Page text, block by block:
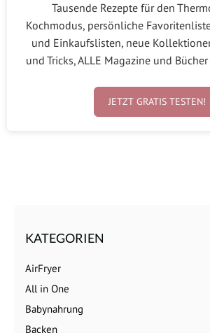
Tausende Rezepte für den
Kochmodus, persönliche
und Einkaufslisten, neue
und Tricks, ALLE Magazine und
JETZT GRATIS TESTEN!
KATEGORIEN
AirFryer
All in One
Babynahrung
Backen